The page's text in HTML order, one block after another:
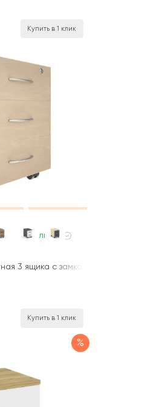
Купить в 1 клик
Style Project
В наличии
3 ящика с замком Нова С / Nova S
Купить в 1 клик
%